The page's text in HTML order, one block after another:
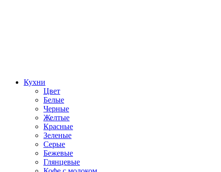
Кухни
Цвет
Белые
Черные
Желтые
Красные
Зеленые
Серые
Бежевые
Глянцевые